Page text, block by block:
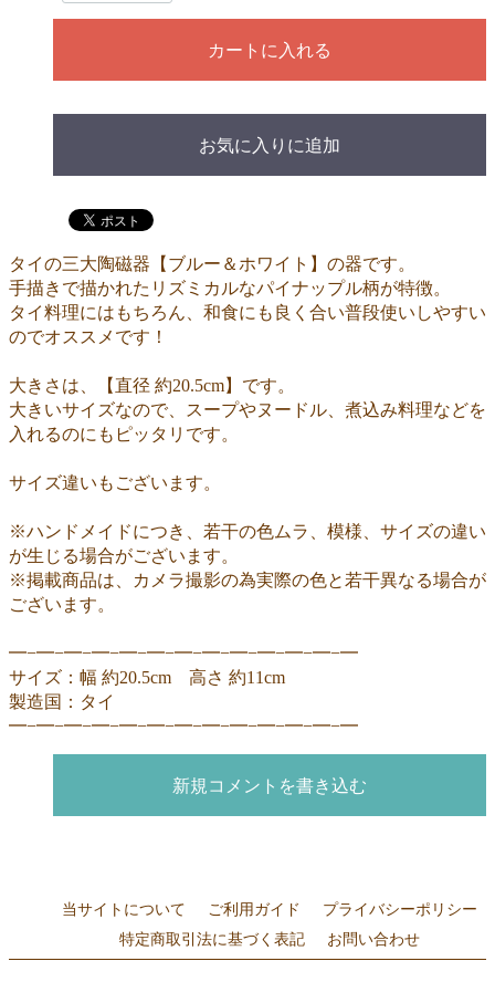
カートに入れる
お気に入りに追加
タイの三大陶磁器【ブルー＆ホワイト】の器です。
手描きで描かれたリズミカルなパイナップル柄が特徴。
タイ料理にはもちろん、和食にも良く合い普段使いしやすい
のでオススメです！
大きさは、【直径 約20.5cm】です。
大きいサイズなので、スープやヌードル、煮込み料理などを
入れるのにもピッタリです。
サイズ違いもございます。
※ハンドメイドにつき、若干の色ムラ、模様、サイズの違い
が生じる場合がございます。
※掲載商品は、カメラ撮影の為実際の色と若干異なる場合が
ございます。
━−━−━−━−━−━−━−━−━−━−━−━−━
サイズ：幅 約20.5cm 高さ 約11cm
製造国：タイ
━−━−━−━−━−━−━−━−━−━−━−━−━
新規コメントを書き込む
当サイトについて ご利用ガイド
プライバシーポリシー
特定商取引法に基づく表記
お問い合わせ